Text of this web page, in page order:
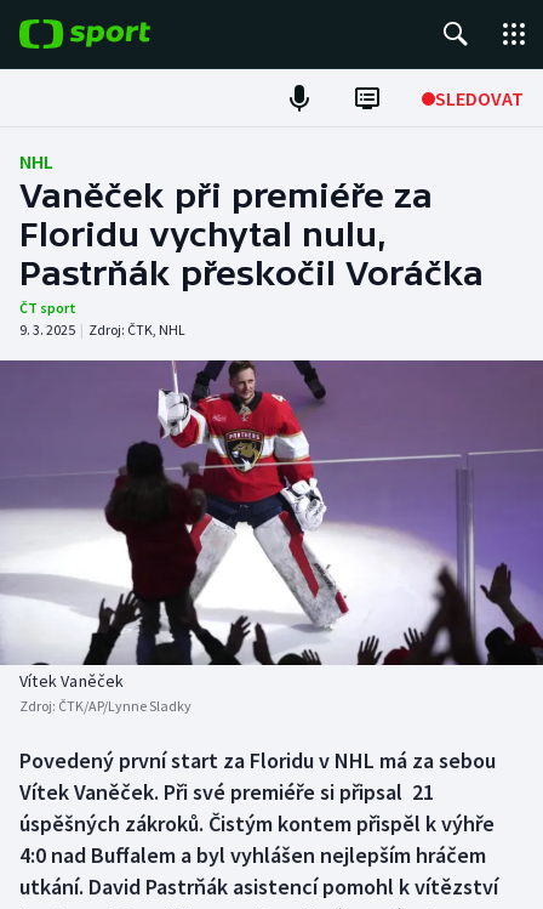
SLEDOVAT
Fotbal
Hokej
Tenis
Atletika
DALŠÍ SPORTY
Americký fotbal
Baseball a softbal
Basketbal
Biatlon
Box
Curling
NEPŘEHLÉDNĚTE
Historické návraty
Aplikace ČT sport
NHL
Vaněček při premiéře za
Floridu vychytal nulu,
Pastrňák přeskočil Voráčka
ČT sport
9. 3. 2025 | Zdroj: ČTK, NHL
Vítek Vaněček
Zdroj: ČTK/AP/Lynne Sladky
Povedený první start za Floridu v NHL má za sebou
Vítek Vaněček. Při své premiéře si připsal 21
úspěšných zákroků. Čistým kontem přispěl k výhře
4:0 nad Buffalem a byl vyhlášen nejlepším hráčem
utkání. David Pastrňák asistencí pomohl k vítězství